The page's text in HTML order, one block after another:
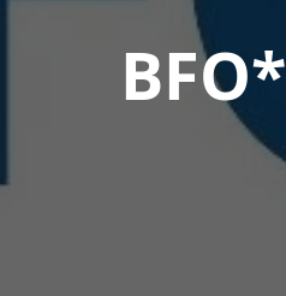
BFO*